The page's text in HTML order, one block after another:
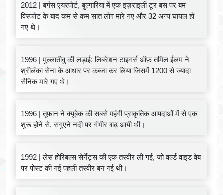
2012 | बर्गस एयरपोर्ट, बुल्गारिया में एक इज़राइली टूर बस पर बम
विस्फोट के बाद कम से कम सात लोग मारे गए और 32 अन्य घायल हो
गए थे।
1996 | मुल्लातीवु की लड़ाई: लिबरेशन टाइगर्स ऑफ़ तमिल ईलम ने
श्रीलंका सेना के आधार पर कब्जा कर लिया जिसमें 1200 से ज्यादा
सैनिक मारे गए थे।
1996 | तूफान ने क्यूबेक की सबसे महंगी प्राकृतिक आपदाओं में से एक
शुरू होने से, सगुएने नदी पर गंभीर बाढ़ आयी थी।
1992 | लेस होरिबल्स सेर्नेट्स की एक तस्वीर ली गई, जो वर्ल्ड वाइड वेब
पर पोस्ट की गई पहली तस्वीर बन गई थी।